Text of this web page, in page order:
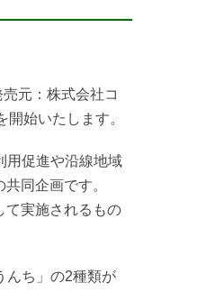
元：株式会社コ
開始いたします。
用促進や沿線地域
共同企画です。
て実施されるもの
んち」の2種類が